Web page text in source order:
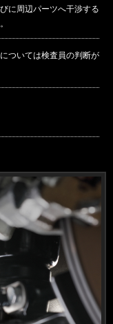
に周辺パーツへ干渉する
ついては検査員の判断が